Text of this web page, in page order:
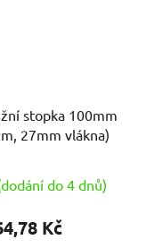
stopka 100mm
27mm vlákna)
do 4 dnů)
Kč